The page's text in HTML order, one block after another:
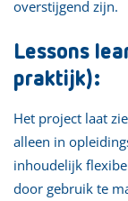
overstijgend zijn.
Lessons
praktijk):
Het project laat
alleen in
inhoudelijk
door gebruik te